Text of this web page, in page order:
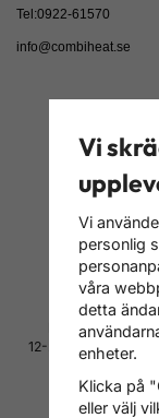
Tel:0922-61570
info@combiheat.se
Fri frakt inom
DSV/Schenker
Läs mer om
Hög kvalitet till
12-24 månaders
produkter
Läs mer om
Vi
Vi
personlig
våra
detta
enheter.
Klicka på
eller välj